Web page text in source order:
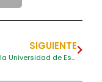
SIGUIENTE
Umayor y la Universidad de Estrasburgo estrechan lazos para nuevas iniciativas de cooperación internacional